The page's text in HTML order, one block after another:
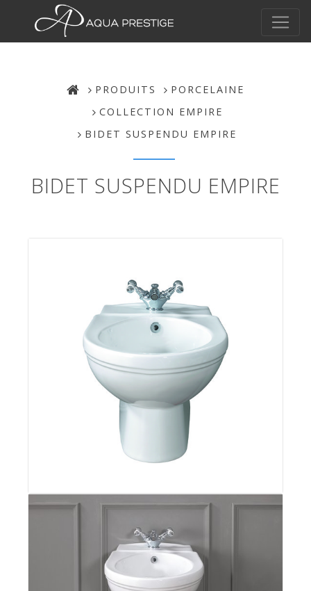
PRODUITS
PORCELAINE
COLLECTION EMPIRE
BIDET SUSPENDU EMPIRE
BIDET SUSPENDU EMPIRE